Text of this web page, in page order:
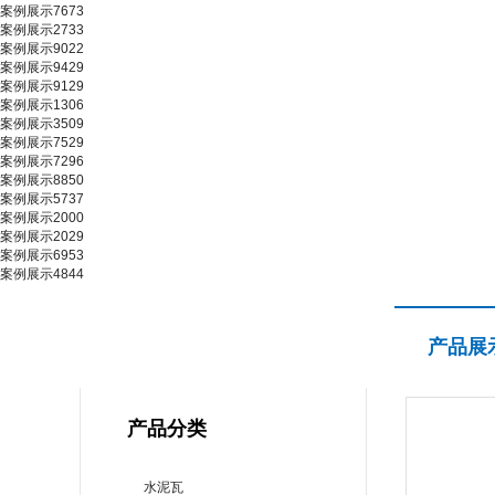
案例展示7673
案例展示2733
案例展示9022
案例展示9429
案例展示9129
案例展示1306
案例展示3509
案例展示7529
案例展示7296
案例展示8850
案例展示5737
案例展示2000
案例展示2029
案例展示6953
案例展示4844
产品分类
水泥瓦
产品展